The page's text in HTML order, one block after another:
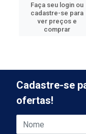
Faça seu login ou
cadastre-se para
ver preços e
comprar
Cadastre-se
ofertas!